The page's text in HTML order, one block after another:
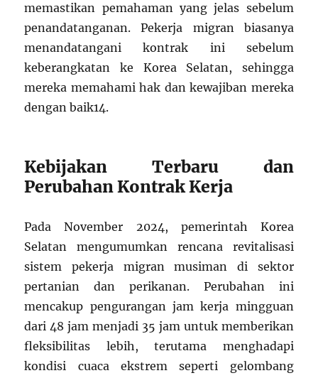
memastikan pemahaman yang jelas sebelum
penandatanganan. Pekerja migran biasanya
menandatangani kontrak ini sebelum
keberangkatan ke Korea Selatan, sehingga
mereka memahami hak dan kewajiban mereka
dengan baik14.
Kebijakan Terbaru dan
Perubahan Kontrak Kerja
Pada November 2024, pemerintah Korea
Selatan mengumumkan rencana revitalisasi
sistem pekerja migran musiman di sektor
pertanian dan perikanan. Perubahan ini
mencakup pengurangan jam kerja mingguan
dari 48 jam menjadi 35 jam untuk memberikan
fleksibilitas lebih, terutama menghadapi
kondisi cuaca ekstrem seperti gelombang